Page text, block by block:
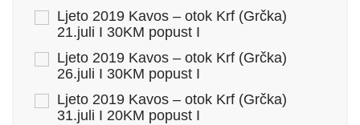
Ljeto 2019 Kavos – otok Krf (Grčka)
21.juli I 30KM popust I
Ljeto 2019 Kavos – otok Krf (Grčka)
26.juli I 30KM popust I
Ljeto 2019 Kavos – otok Krf (Grčka)
31.juli I 20KM popust I